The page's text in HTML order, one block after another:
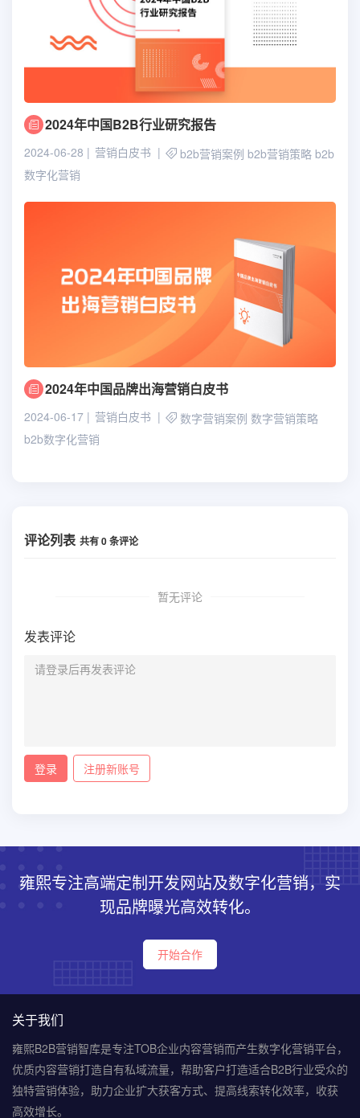
2024年中国B2B行业研究报告
2024-06-28 营销白皮书 b2b营销案例 b2b营销策略 b2b
数字化营销
2024年中国品牌出海营销白皮书
2024-06-17 营销白皮书 数字营销案例 数字营销策略
b2b数字化营销
评论列表 共有0条评论
暂无评论
发表评论
登录 注册新账号
雍熙专注高端定制开发网站及数字化营销，实
现品牌曝光高效转化。
开始合作
关于我们
雍熙B2B营销智库是专注TOB企业内容营销而产生数字化营销平台，
优质内容营销打造自有私域流量，帮助客户打造适合B2B行业受众的
独特营销体验，助力企业扩大获客方式、提高线索转化效率，收获
高效增长。